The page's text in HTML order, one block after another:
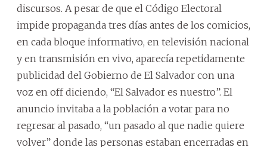
discursos. A pesar de que el Código Electoral
impide propaganda tres días antes de los comicios,
en cada bloque informativo, en televisión nacional
y en transmisión en vivo, aparecía repetidamente
publicidad del Gobierno de El Salvador con una
voz en off diciendo, “El Salvador es nuestro”. El
anuncio invitaba a la población a votar para no
regresar al pasado, “un pasado al que nadie quiere
volver” donde las personas estaban encerradas en